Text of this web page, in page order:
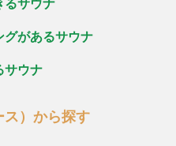
るサウナ
グがあるサウナ
サウナ
ス）から探す